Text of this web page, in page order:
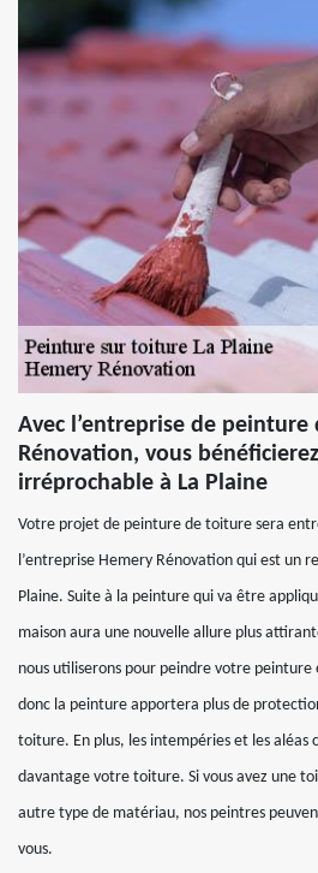
Avec l’entreprise de
Rénovation, vous
irréprochable à La Plaine
Votre projet de peinture de toiture sera
l’entreprise Hemery Rénovation qui est un
Plaine. Suite à la peinture qui va être
maison aura une nouvelle allure plus
nous utiliserons pour peindre votre peinture
donc la peinture apportera plus de
toiture. En plus, les intempéries et les aléas
davantage votre toiture. Si vous avez une
autre type de matériau, nos peintres
vous.